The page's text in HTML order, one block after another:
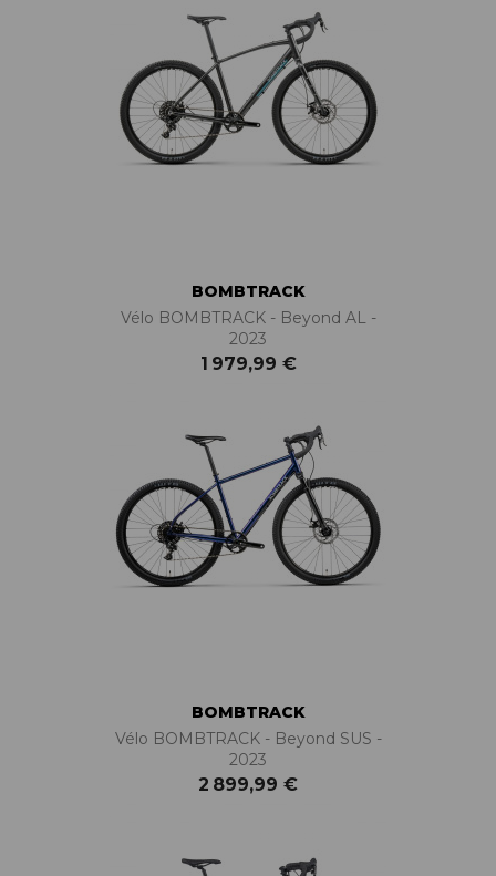
BOMBTRACK
Vélo BOMBTRACK - Beyond AL -
2023
1 979,99 €
BOMBTRACK
Vélo BOMBTRACK - Beyond SUS -
2023
2 899,99 €